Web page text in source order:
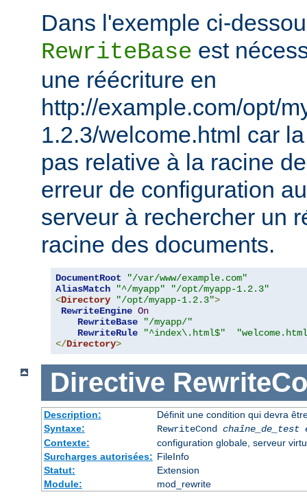
Dans l'exemple ci-
RewriteBase est
une réécriture en
http://example.com/opt/
1.2.3/welcome.html car
pas relative à la racine
erreur de configuration
serveur à rechercher un
racine des documents.
DocumentRoot
"/var/www/example.com"
AliasMatch
"^/myapp"
"/opt/myapp-1.2.3"
<Directory "/opt/myapp-1.2.3">
RewriteEngine On
RewriteBase
"/myapp/"
RewriteRule
"^index\.html$"
</Directory>
Directive
Description:
Définit une condition qui devra
Syntaxe:
RewriteCond chaîne_de_test
Contexte:
configuration globale, serveur
Surcharges autorisées: FileInfo
Statut:
Extension
Module:
mod_rewrite